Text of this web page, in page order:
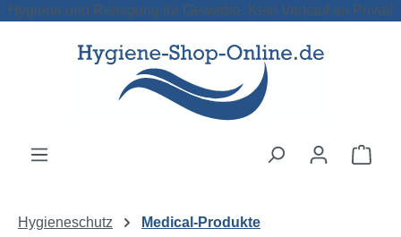
Zum Hauptinhalt springen
Hygiene und Reinigung für Gewerbe. Kein Verkauf an Privat!
Hygieneschutz Medical-Produkte